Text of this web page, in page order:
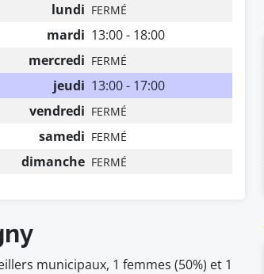
lundi FERMÉ
mardi 13:00 - 18:00
mercredi FERMÉ
jeudi 13:00 - 17:00
vendredi FERMÉ
samedi FERMÉ
dimanche FERMÉ
municipaux, 1 femmes (50%) et 1